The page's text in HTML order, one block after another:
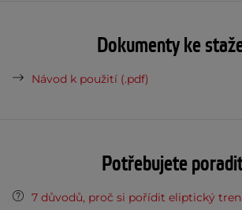
Dokumenty ke
Návod k použití (.pdf)
Potřebujete
7 důvodů, proč si pořídit eliptický